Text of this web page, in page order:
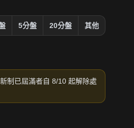
5分盤 20分盤 其他
制已屆滿者自 8/10 起解除處